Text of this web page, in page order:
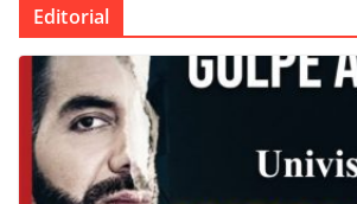
Editorial